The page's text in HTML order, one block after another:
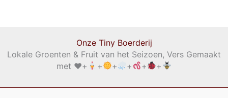
Onze Tiny Boerderij
Lokale Groenten & Fruit van het Seizoen, Vers Gemaakt
met ♥️+ + + + + +